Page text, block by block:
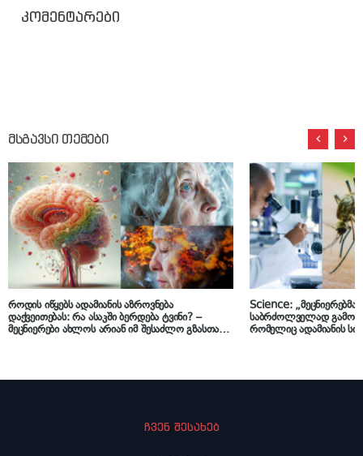
კომენტარები
მსგავსი თემები
როდის იწყებს ადამიანის აზროვნება
დაქვეითებას: რა ასაკში ბერდება ტვინი? –
მეცნიერები ახლოს არიან იმ შესაძლო გზასთან,
Science: „მეცნიერებმა
საბრძოლველად
რომელიც ადამიანის
ჩვენ შესახებ